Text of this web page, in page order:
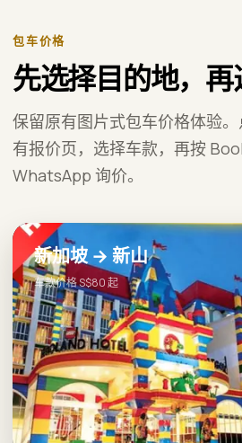
包车价格
先选择目的地，再
保留原有图片式包车价格体验
有报价页，选择车款，再按
WhatsApp 询价。
新加坡 → 新山
车款价格 S$80 起